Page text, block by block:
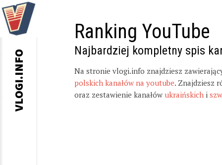
Ranking YouTube
Najbardziej kompletny spis
Na stronie vlogi.info znajdziesz
polskich kanałów na youtube. Znajdziesz
oraz zestawienie kanałów ukraińskich i
VLOGI.INFO